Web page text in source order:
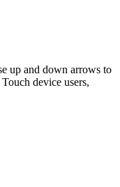
up and down arrows to
device users,